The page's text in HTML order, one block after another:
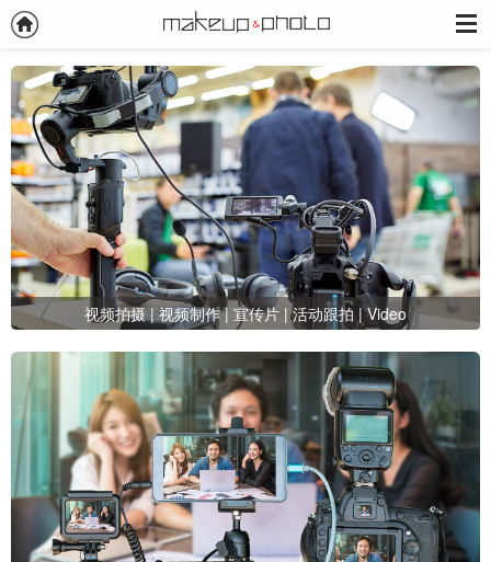
视频拍摄 | 视频制作 | 宣传片 | 活动跟拍 | Video